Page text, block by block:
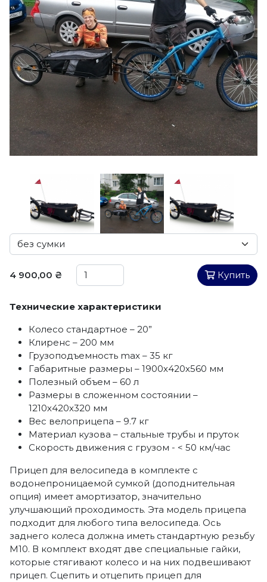
4 900,00 ₴ Купить
Технические характеристики
Колесо стандартное – 20”
Клиренс – 200 мм
Грузоподъемность max – 35 кг
Габаритные размеры – 1900х420х560 мм
Полезный объем – 60 л
Размеры в сложенном состоянии –
1210х420х320 мм
Вес велоприцепа – 9.7 кг
Материал кузова – стальные трубы и пруток
Скорость движения с грузом - < 50 км/час
Прицеп для велосипеда в комплекте с
водонепроницаемой сумкой (доподнительная
опция) имеет амортизатор, значительно
улучшающий проходимость. Эта модель прицепа
подходит для любого типа велосипеда. Ось
заднего колеса должна иметь стандартную резьбу
M10. В комплект входят две специальные гайки,
которые стягивают колесо и на них подвешивают
прицеп. Сцепить и отцепить прицеп для